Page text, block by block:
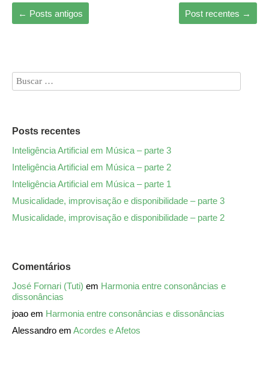
← Posts antigos Post recentes →
Posts recentes
Inteligência Artificial em Música – parte 3
Inteligência Artificial em Música – parte 2
Inteligência Artificial em Música – parte 1
Musicalidade, improvisação e disponibilidade – parte 3
Musicalidade, improvisação e disponibilidade – parte 2
Comentários
José Fornari (Tuti) em Harmonia entre consonâncias e
dissonâncias
joao em Harmonia entre consonâncias e dissonâncias
Alessandro em Acordes e Afetos